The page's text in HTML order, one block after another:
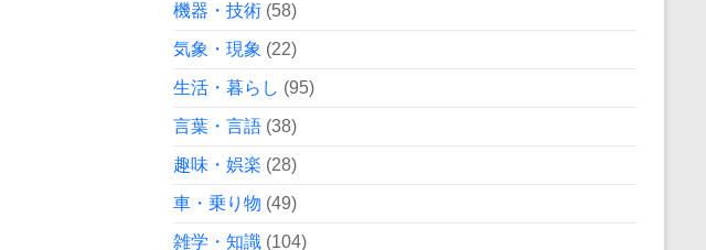
機器・技術 (58)
気象・現象 (22)
生活・暮らし (95)
言葉・言語 (38)
趣味・娯楽 (28)
車・乗り物 (49)
雑学・知識 (104)